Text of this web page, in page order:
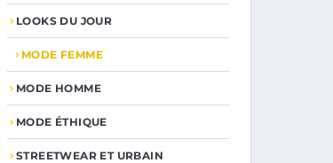
LOOKS DU JOUR
MODE FEMME
MODE HOMME
MODE ÉTHIQUE
STREETWEAR ET URBAIN